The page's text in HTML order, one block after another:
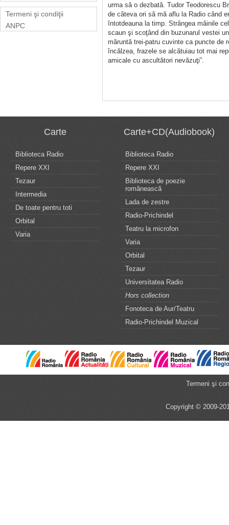
Termeni şi condiţii
ANPC
urma să o dezbată. Tudor Teodorescu
de câteva ori să mă aflu la Radio când
întotdeauna la timp. Strângea mâinile
scaun şi scoţând din buzunarul vestei
măruntă trei-patru cuvinte ca puncte de
încălzea, frazele se alcătuiau tot mai
amicale cu ascultători nevăzuţi”.
Carte
Biblioteca Radio
Repere XXI
Tezaur
Intermedia
De toate pentru toti
Orbital
Varia
Carte+CD(Audiobook)
Biblioteca Radio
Repere XXI
Biblioteca de poezie
românească
Lada de zestre
Radio-Prichindel
Teatru la microfon
Varia
Orbital
Tezaur
Universitatea Radio
Hors collection
Fonoteca de Aur/Teatru
Radio-Prichindel Muzical
Termeni şi
Copyright © 2009-